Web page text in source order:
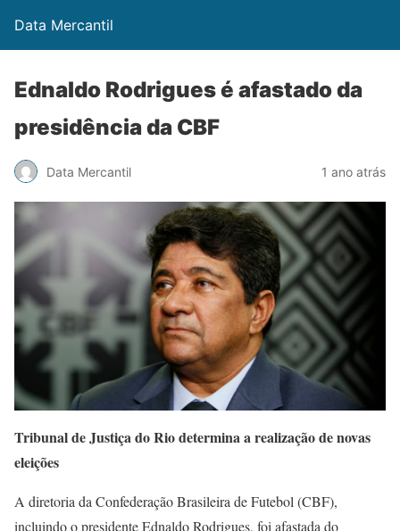
Data Mercantil
Ednaldo Rodrigues é afastado da
presidência da CBF
Data Mercantil 1 ano atrás
Tribunal de Justiça do Rio determina a realização de novas
eleições
A diretoria da Confederação Brasileira de Futebol (CBF),
incluindo o presidente Ednaldo Rodrigues, foi afastada do